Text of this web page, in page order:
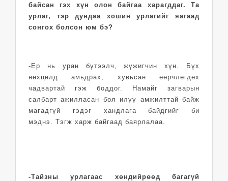
байсан гэх хүн олон байгаа харагддаг. Та
урлаг, тэр дундаа хошин урлагийг яагаад
сонгох болсон юм бэ?
-Ер нь уран бүтээлч, жүжигчин хүн. Бүх
нөхцөлд амьдрах, хувьсан өөрчлөгдөх
чадвартай гэж боддог. Намайг загварын
салбарт ажилласан бол илүү амжилттай байж
магадгүй гэдэг хандлага байдгийг би
мэднэ. Тэгж харж байгаад баярлалаа.
-Тайзны урлагаас хөндийрөөд багагүй